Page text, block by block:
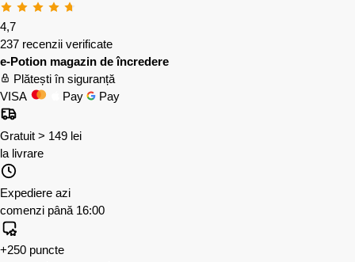
4,7
237 recenzii verificate
e-Potion magazin de încredere
Plătești în siguranță
VISA
Pay Pay
Gratuit > 149 lei
la livrare
Expediere azi
comenzi până 16:00
+250 puncte